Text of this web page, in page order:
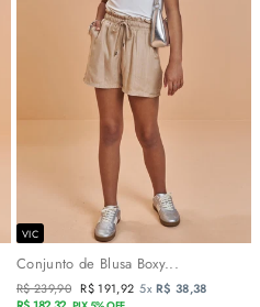
VIC
Conjunto de Blusa Boxy...
Preço
R$ 239,90 Preço
R$ 191,92 5xR$ 38,38